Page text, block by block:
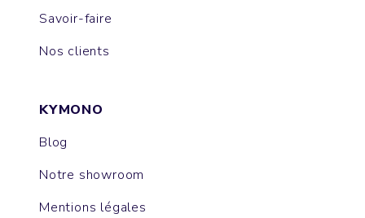
Savoir-faire
Nos clients
KYMONO
Blog
Notre showroom
Mentions légales